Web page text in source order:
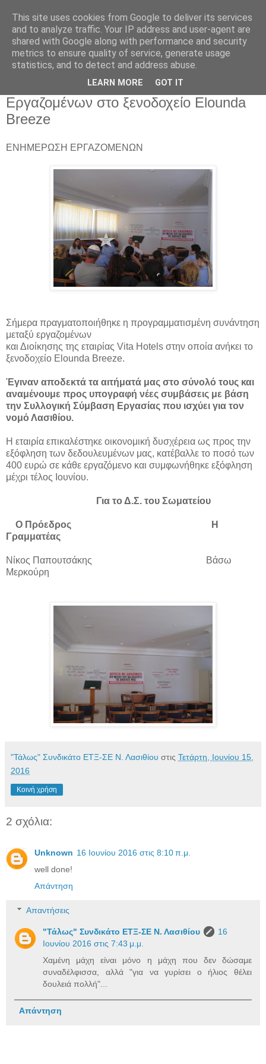
Ανακοίνωση του Σωματείου
Εργαζομένων στο ξενοδοχείο Elounda
Breeze
ΕΝΗΜΕΡΩΣΗ ΕΡΓΑΖΟΜΕΝΩΝ
Σήμερα πραγματοποιήθηκε η προγραμματισμένη συνάντηση
μεταξύ εργαζομένων
και Διοίκησης της εταιρίας Vita Hotels στην οποία ανήκει το
ξενοδοχείο Elounda Breeze.
Έγιναν αποδεκτά τα αιτήματά μας στο σύνολό τους και
αναμένουμε προς υπογραφή νέες συμβάσεις με βάση
την Συλλογική Σύμβαση Εργασίας που ισχύει για τον
νομό Λασιθίου.
Η εταιρία επικαλέστηκε οικονομική δυσχέρεια ως προς την
εξόφληση των δεδουλευμένων μας, κατέβαλλε το ποσό των
400 ευρώ σε κάθε εργαζόμενο και συμφωνήθηκε εξόφληση
μέχρι τέλος Ιουνίου.
Για το Δ.Σ. του Σωματείου
Ο Πρόεδρος Η
Γραμματέας
Νίκος Παπουτσάκης Βάσω
Μερκούρη
"Τάλως" Συνδικάτο ΕΤΞ-ΣΕ Ν. Λασιθίου στις Τετάρτη, Ιουνίου 15,
2016
Κοινή χρήση
2 σχόλια:
Unknown 16 Ιουνίου 2016 στις 8:10 π.μ.
well done!
Απάντηση
Απαντήσεις
"Τάλως" Συνδικάτο ΕΤΞ-ΣΕ Ν. Λασιθίου
16
Ιουνίου 2016 στις 7:43 μ.μ.
Χαμένη μάχη είναι μόνο η μάχη που δεν δώσαμε
συναδέλφισσα, αλλά "για να γυρίσει ο ήλιος θέλει
δουλειά πολλή"...
Απάντηση
This site uses cookies from Google to deliver its services
and to analyze traffic. Your IP address and user-agent are
shared with Google along with performance and security
metrics to ensure quality of service, generate usage
statistics, and to detect and address abuse.
LEARN MORE GOT IT